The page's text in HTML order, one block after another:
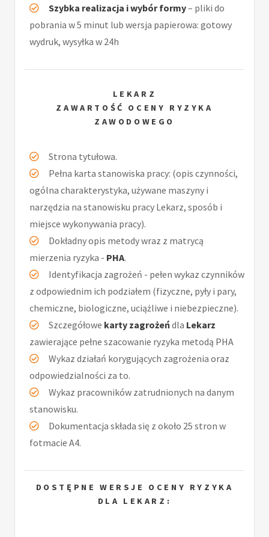
Szybka realizacja i wybór formy– pliki do
pobrania w 5 minut lub wersja papierowa: gotowy
wydruk, wysyłka w 24h
LEKARZ
ZAWARTOŚĆ OCENY RYZYKA
ZAWODOWEGO
Strona tytułowa.
Pełna karta stanowiska pracy: (opis czynności,
ogólna charakterystyka, używane maszyny i
narzędzia na stanowisku pracy Lekarz, sposób i
miejsce wykonywania pracy).
Dokładny opis metody wraz z matrycą
mierzenia ryzyka - PHA.
Identyfikacja zagrożeń - pełen wykaz czynników
z odpowiednim ich podziałem (fizyczne, pyły i pary,
chemiczne, biologiczne, uciążliwe i niebezpieczne).
Szczegółowe karty zagrożeńdla Lekarz
zawierające pełne szacowanie ryzyka metodą PHA
Wykaz działań korygujących zagrożenia oraz
odpowiedzialności za to.
Wykaz pracowników zatrudnionych na danym
stanowisku.
Dokumentacja składa się z około 25 stron w
fotmacie A4.
DOSTĘPNE WERSJE OCENY RYZYKA
DLA LEKARZ: